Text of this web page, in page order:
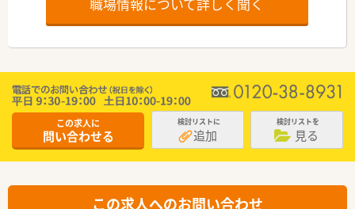
この求人に
問い合わせる
検討リストに
追加
検討リストを
見る
この求人へのお問い合わせ